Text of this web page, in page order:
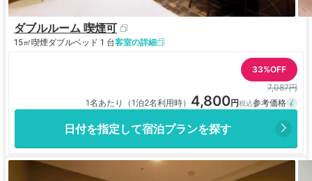
ダブルルーム 喫煙可
15㎡喫煙ダブルベッド 1 台客室の詳細
33%OFF
7,087円
1名あたり（1泊2名利用時） 4,800
日付を指定して宿泊プランを探す